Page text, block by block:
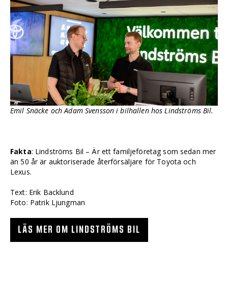
Emil Snäcke och Adam Svensson i bilhallen hos Lindströms Bil.
Fakta: Lindströms Bil – Är ett familjeföretag som sedan mer
än 50 år är auktoriserade återförsäljare för Toyota och
Lexus.
Text: Erik Backlund
Foto: Patrik Ljungman
LÄS MER OM LINDSTRÖMS BIL